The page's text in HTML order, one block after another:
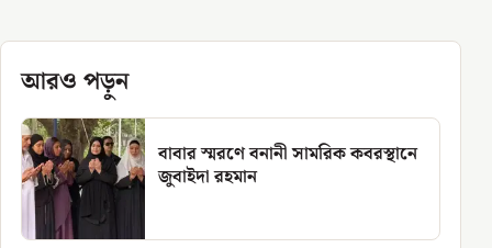
আরও পড়ুন
বাবার স্মরণে বনানী সামরিক কবরস্থানে
জুবাইদা রহমান